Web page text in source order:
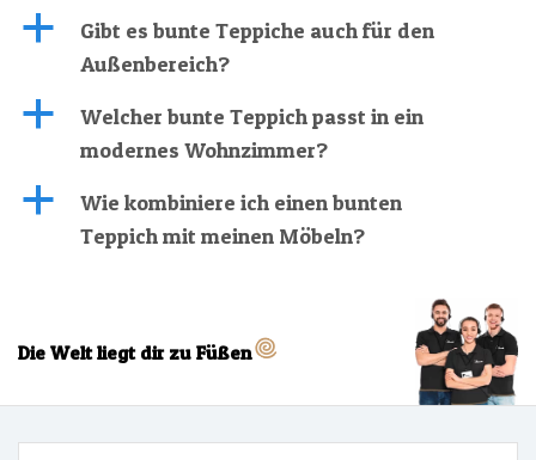
a
Gibt es bunte Teppiche auch für den
Außenbereich?
a
Welcher bunte Teppich passt in ein
modernes Wohnzimmer?
a
Wie kombiniere ich einen bunten
Teppich mit meinen Möbeln?
Die Welt liegt dir zu Füßen